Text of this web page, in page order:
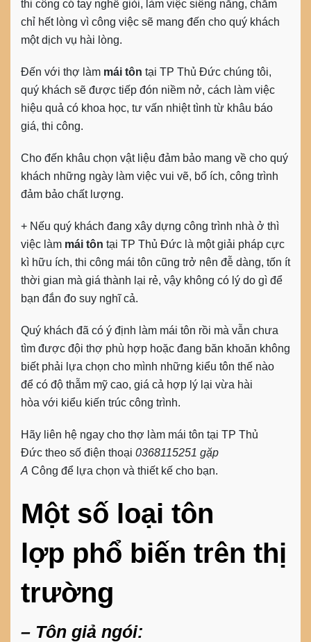
thi công có tay nghề giỏi, làm việc siêng năng, chăm
chỉ hết lòng vì công việc sẽ mang đến cho quý khách
một dịch vụ hài lòng.
Đến với thợ làm mái tôn tại TP Thủ Đức chúng tôi,
quý khách sẽ được tiếp đón niềm nở, cách làm việc
hiệu quả có khoa học, tư vấn nhiệt tình từ khâu báo
giá, thi công.
Cho đến khâu chọn vật liệu đảm bảo mang về cho quý
khách những ngày làm việc vui vẽ, bổ ích, công trình
đảm bảo chất lượng.
+ Nếu quý khách đang xây dựng công trình nhà ở thì
việc làm mái tôn tại TP Thủ Đức là một giải pháp cực
kì hữu ích, thi công mái tôn cũng trở nên đễ dàng, tốn ít
thời gian mà giá thành lại rẻ, vậy không có lý do gì để
bạn đắn đo suy nghĩ cả.
Quý khách đã có ý định làm mái tôn rồi mà vẫn chưa
tìm được đội thợ phù hợp hoặc đang băn khoăn không
biết phải lựa chọn cho mình những kiểu tôn thế nào
để có độ thẫm mỹ cao, giá cả hợp lý lại vừa hài
hòa với kiểu kiến trúc công trình.
Hãy liên hệ ngay cho thợ làm mái tôn tại TP Thủ
Đức theo số điện thoại 0368115251 gặp
A Công để lựa chọn và thiết kế cho bạn.
Một số loại tôn
lợp phổ biến trên thị
trường
– Tôn giả ngói: